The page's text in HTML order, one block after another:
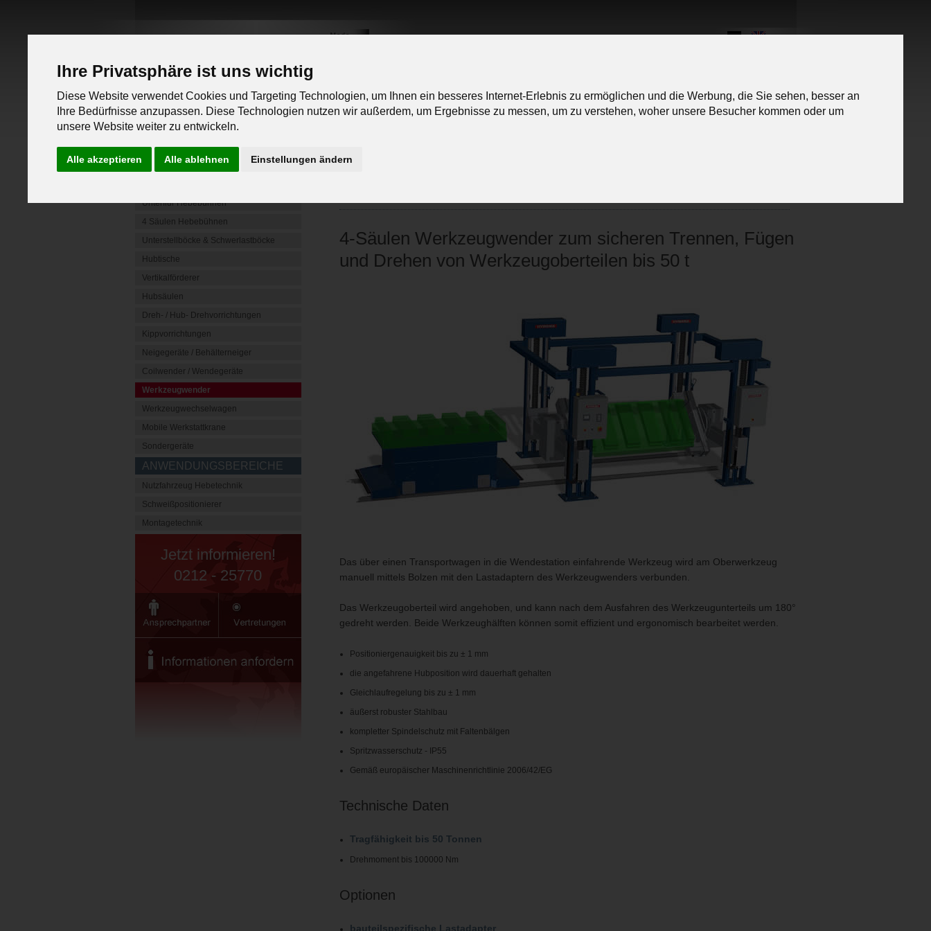
Ihre Privatsphäre ist uns wichtig
Diese Website verwendet Cookies und Targeting Technologien, um Ihnen ein besseres Internet-Erlebnis zu ermöglichen und die Werbung, die Sie sehen, besser an
Ihre Bedürfnisse anzupassen. Diese Technologien nutzen wir außerdem, um Ergebnisse zu messen, um zu verstehen, woher unsere Besucher kommen oder um
unsere Website weiter zu entwickeln.
Alle akzeptieren Alle ablehnen Einstellungen ändern
PRODUKTLINIEN
Mobile Radgreifer
Unterflur Hebebühnen
4 Säulen Hebebühnen
Unterstellböcke & Schwerlastböcke
Hubtische
Vertikalförderer
Hubsäulen
Dreh- / Hub- Drehvorrichtungen
Kippvorrichtungen
Neigegeräte / Behälterneiger
Coilwender / Wendegeräte
Werkzeugwender
Werkzeugwechselwagen
Mobile Werkstattkrane
Sondergeräte
ANWENDUNGSBEREICHE
Nutzfahrzeug Hebetechnik
Schweißpositionierer
Montagetechnik
Jetzt informieren!
0212 - 25770
4-Säulen Werkzeugwender zum sicheren Trennen, Fügen
und Drehen von Werkzeugoberteilen bis 50 t
Das über einen Transportwagen in die Wendestation einfahrende Werkzeug wird am Oberwerkzeug
manuell mittels Bolzen mit den Lastadaptern des Werkzeugwenders verbunden.
Das Werkzeugoberteil wird angehoben, und kann nach dem Ausfahren des Werkzeugunterteils um 180°
gedreht werden. Beide Werkzeughälften können somit effizient und ergonomisch bearbeitet werden.
Positioniergenauigkeit bis zu ± 1 mm
die angefahrene Hubposition wird dauerhaft gehalten
Gleichlaufregelung bis zu ± 1 mm
äußerst robuster Stahlbau
kompletter Spindelschutz mit Faltenbälgen
Spritzwasserschutz - IP55
Gemäß europäischer Maschinenrichtlinie 2006/42/EG
Technische Daten
Tragfähigkeit bis 50 Tonnen
Drehmoment bis 100000 Nm
Optionen
bauteilspezifische Lastadapter